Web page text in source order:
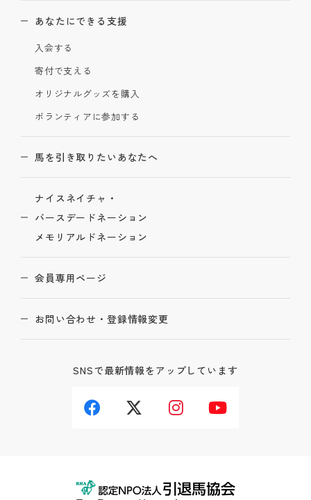
あなたにできる支援
入会する
寄付で支える
オリジナルグッズを購入
ボランティアに参加する
馬を引き取りたいあなたへ
ナイスネイチャ・
バースデードネーション
メモリアルドネーション
会員専用ページ
お問い合わせ・登録情報変更
SNSで最新情報をアップしています